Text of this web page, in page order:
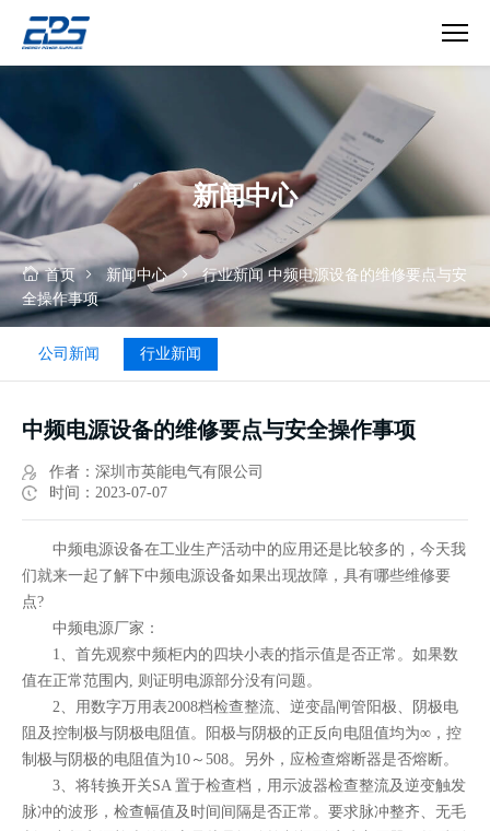
电
设
备
新闻中心
首页 新闻中心 行业新闻 中频电源设备的维修要点与安
全操作事项
公司新闻 行业新闻
中频电源设备的维修要点与安全操作事项
作者：深圳市英能电气有限公司
时间：2023-07-07
中频电源设备在工业生产活动中的应用还是比较多的，今天我
们就来一起了解下中频电源设备如果出现故障，具有哪些维修要
点?
中频电源厂家：
1、首先观察中频柜内的四块小表的指示值是否正常。如果数
值在正常范围内, 则证明电源部分没有问题。
2、用数字万用表2008档检查整流、逆变晶闸管阳极、阴极电
阻及控制极与阴极电阻值。阳极与阴极的正反向电阻值均为∞，控
制极与阴极的电阻值为10～508。另外，应检查熔断器是否熔断。
3、将转换开关SA 置于检查档，用示波器检查整流及逆变触发
脉冲的波形，检查幅值及时间间隔是否正常。要求脉冲整齐、无毛